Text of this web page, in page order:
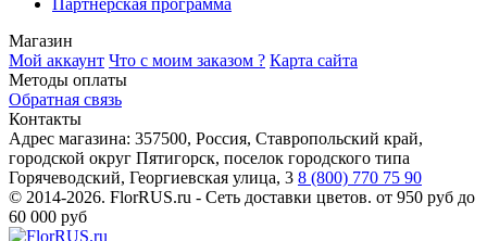
Магазин
Мой аккаунт Что с моим заказом ? Карта сайта
Методы оплаты
Обратная связь
Контакты
Адрес магазина: 357500, Россия, Ставропольский край,
городской округ Пятигорск, поселок городского типа
Горячеводский, Георгиевская улица, 3 8 (800) 770 75 90
© 2014-2026. FlorRUS.ru - Сеть доставки цветов. от 950 руб до
60 000 руб